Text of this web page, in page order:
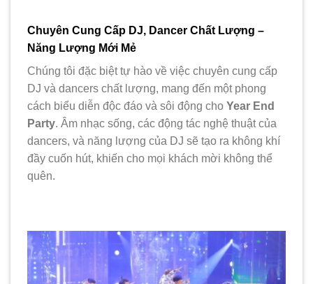
Chuyên Cung Cấp DJ, Dancer Chất Lượng –
Năng Lượng Mới Mẻ
Chúng tôi đặc biệt tự hào về việc chuyên cung cấp
DJ và dancers chất lượng, mang đến một phong
cách biểu diễn độc đáo và sôi động cho Year End
Party. Âm nhạc sống, các động tác nghệ thuật của
dancers, và năng lượng của DJ sẽ tạo ra không khí
đầy cuốn hút, khiến cho mọi khách mời không thể
quên.